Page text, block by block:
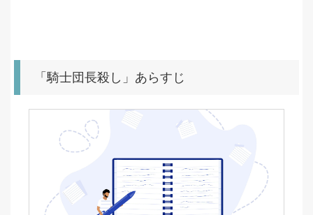
「騎士団長殺し」あらすじ